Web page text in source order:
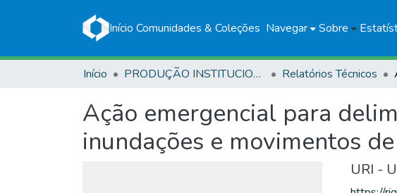
Início Comunidades & Coleções Navegar Sobre
Início PRODUÇÃO INSTITUCIONAL Relatórios Técnicos
Ação emergencial para
inundações e movimentos
URI -